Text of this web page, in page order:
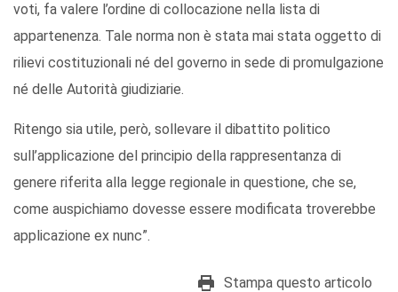
voti, fa valere l’ordine di collocazione nella lista di
appartenenza. Tale norma non è stata mai stata oggetto di
rilievi costituzionali né del governo in sede di promulgazione
né delle Autorità giudiziarie.
Ritengo sia utile, però, sollevare il dibattito politico
sull’applicazione del principio della rappresentanza di
genere riferita alla legge regionale in questione, che se,
come auspichiamo dovesse essere modificata troverebbe
applicazione ex nunc”.
Stampa questo articolo